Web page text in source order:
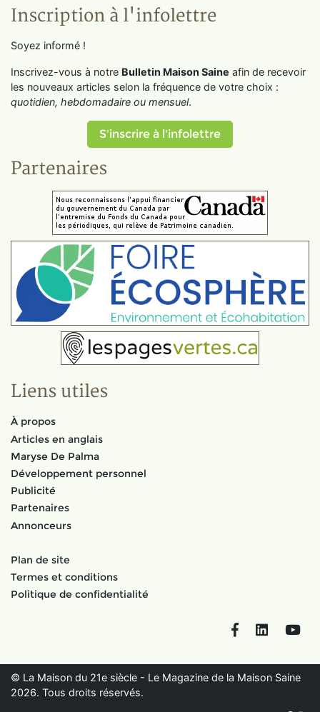
Inscription à l'infolettre
Soyez informé !
Inscrivez-vous à notre Bulletin Maison Saine afin de recevoir
les nouveaux articles selon la fréquence de votre choix :
quotidien, hebdomadaire ou mensuel.
S'inscrire à l'infolettre
Partenaires
Liens utiles
À propos
Articles en anglais
Maryse De Palma
Développement personnel
Publicité
Partenaires
Annonceurs
Plan de site
Termes et conditions
Politique de confidentialité
FacebookLinkedIn
© La Maison du 21e siècle - Le Magazine de la Maison Saine
2026. Tous droits réservés.